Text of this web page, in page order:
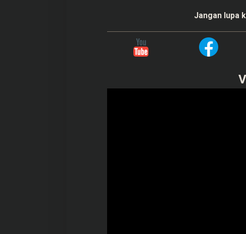
Jangan lupa